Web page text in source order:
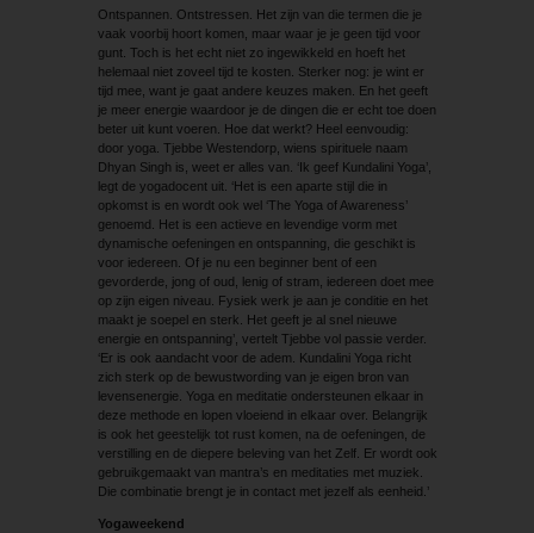
Ontspannen. Ontstressen. Het zijn van die termen die je
vaak voorbij hoort komen, maar waar je je geen tijd voor
gunt. Toch is het echt niet zo ingewikkeld en hoeft het
helemaal niet zoveel tijd te kosten. Sterker nog: je wint er
tijd mee, want je gaat andere keuzes maken. En het geeft
je meer energie waardoor je de dingen die er echt toe doen
beter uit kunt voeren. Hoe dat werkt? Heel eenvoudig:
door yoga. Tjebbe Westendorp, wiens spirituele naam
Dhyan Singh is, weet er alles van. ‘Ik geef Kundalini Yoga’,
legt de yogadocent uit. ‘Het is een aparte stijl die in
opkomst is en wordt ook wel ‘The Yoga of Awareness’
genoemd. Het is een actieve en levendige vorm met
dynamische oefeningen en ontspanning, die geschikt is
voor iedereen. Of je nu een beginner bent of een
gevorderde, jong of oud, lenig of stram, iedereen doet mee
op zijn eigen niveau. Fysiek werk je aan je conditie en het
maakt je soepel en sterk. Het geeft je al snel nieuwe
energie en ontspanning’, vertelt Tjebbe vol passie verder.
‘Er is ook aandacht voor de adem. Kundalini Yoga richt
zich sterk op de bewustwording van je eigen bron van
levensenergie. Yoga en meditatie ondersteunen elkaar in
deze methode en lopen vloeiend in elkaar over. Belangrijk
is ook het geestelijk tot rust komen, na de oefeningen, de
verstilling en de diepere beleving van het Zelf. Er wordt ook
gebruikgemaakt van mantra’s en meditaties met muziek.
Die combinatie brengt je in contact met jezelf als eenheid.’
Yogaweekend